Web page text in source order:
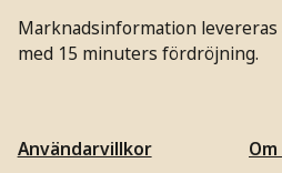
Marknadsinformation
med 15 minuters fördröjning.
Användarvillkor
Om